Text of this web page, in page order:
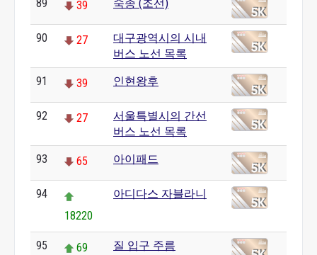
89 39 숙종 (조선)
90 27
대구광역시의 시내
버스 노선 목록
91 39 인현왕후
92 27
서울특별시의 간선
버스 노선 목록
93 65 아이패드
94
18220
아디다스 자블라니
95 69 질 입구 주름